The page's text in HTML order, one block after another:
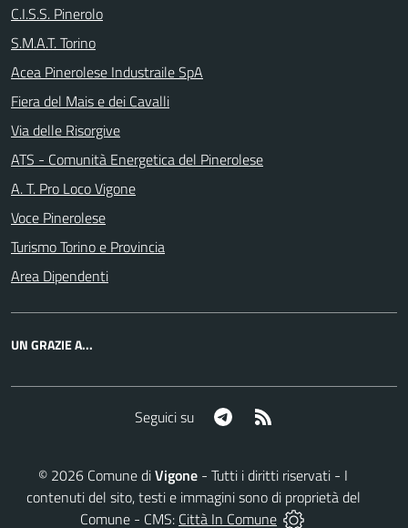
C.I.S.S. Pinerolo
S.M.A.T. Torino
Acea Pinerolese Industraile SpA
Fiera del Mais e dei Cavalli
Via delle Risorgive
ATS - Comunità Energetica del Pinerolese
A. T. Pro Loco Vigone
Voce Pinerolese
Turismo Torino e Provincia
Area Dipendenti
UN GRAZIE A...
Seguici su Telegram
© 2026 Comune diVigone - Tutti i diritti riservati - I
contenuti del sito, testi e immagini sono di proprietà del
Comune - CMS: Città In Comune